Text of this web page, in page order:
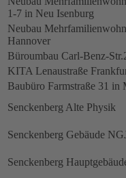
1-7 in Neu Isenburg
Neubau
Hannover
Büroumbau Carl-Benz-
KITA Lenaustraße
Baubüro Farmstraße 31
Senckenberg Alte Physik
Senckenberg Gebäude
Senckenberg